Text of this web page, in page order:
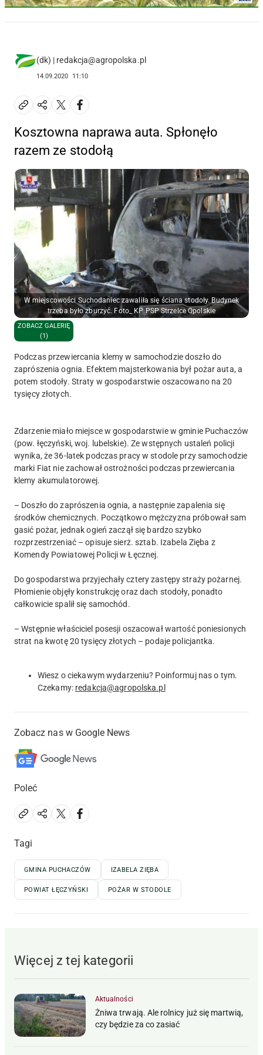
(dk) | redakcja@agropolska.pl
14.09.2020 11:10
Kosztowna naprawa auta. Spłonęło
razem ze stodołą
W miejscowości Suchodaniec zawaliła się ściana stodoły. Budynek
trzeba było zburzyć. Foto_ KP PSP Strzelce Opolskie
ZOBACZ GALERIĘ
(1)
Podczas przewiercania klemy w samochodzie doszło do
zaprószenia ognia. Efektem majsterkowania był pożar auta, a
potem stodoły. Straty w gospodarstwie oszacowano na 20
tysięcy złotych.
Zdarzenie miało miejsce w gospodarstwie w gminie Puchaczów
(pow. łęczyński, woj. lubelskie). Ze wstępnych ustaleń policji
wynika, że 36-latek podczas pracy w stodole przy samochodzie
marki Fiat nie zachował ostrożności podczas przewiercania
klemy akumulatorowej.
– Doszło do zaprószenia ognia, a następnie zapalenia się
środków chemicznych. Początkowo mężczyzna próbował sam
gasić pożar, jednak ogień zaczął się bardzo szybko
rozprzestrzeniać – opisuje sierż. sztab. Izabela Zięba z
Komendy Powiatowej Policji w Łęcznej.
Do gospodarstwa przyjechały cztery zastępy straży pożarnej.
Płomienie objęły konstrukcję oraz dach stodoły, ponadto
całkowicie spalił się samochód.
– Wstępnie właściciel posesji oszacował wartość poniesionych
strat na kwotę 20 tysięcy złotych – podaje policjantka.
Wiesz o ciekawym wydarzeniu? Poinformuj nas o tym.
Czekamy: redakcja@agropolska.pl
Zobacz nas w Google News
Poleć
Tagi
GMINA PUCHACZÓW IZABELA ZIĘBA
POWIAT ŁĘCZYŃSKI POŻAR W STODOLE
Więcej z tej kategorii
Aktualności
Żniwa trwają. Ale rolnicy już się martwią,
czy będzie za co zasiać